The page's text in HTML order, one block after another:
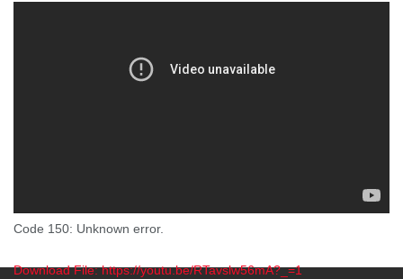
Code 150: Unknown error.
Download File: https://youtu.be/RTavslw56mA?_=1